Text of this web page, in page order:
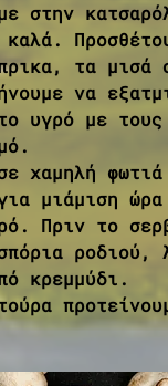
στην
καλά.
τα
να
υγρό με
χαμηλή
μιάμιση
Πριν το
ροδιού,
κρεμμύδι.